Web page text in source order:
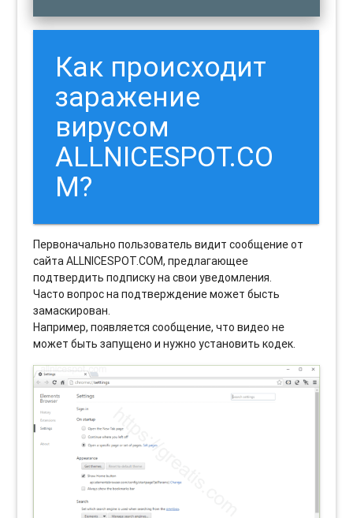
Как происходит
заражение
вирусом
ALLNICESPOT.CO
M?
Первоначально пользователь видит сообщение от
сайта ALLNICESPOT.COM, предлагающее
подтвердить подписку на свои уведомления.
Часто вопрос на подтверждение может бысть
замаскирован.
Например, появляется сообщение, что видео не
может быть запущено и нужно установить кодек.